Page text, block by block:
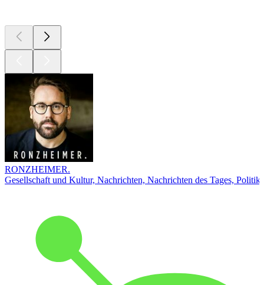
RONZHEIMER.
Gesellschaft und Kultur, Nachrichten, Nachrichten des Tages, Politik